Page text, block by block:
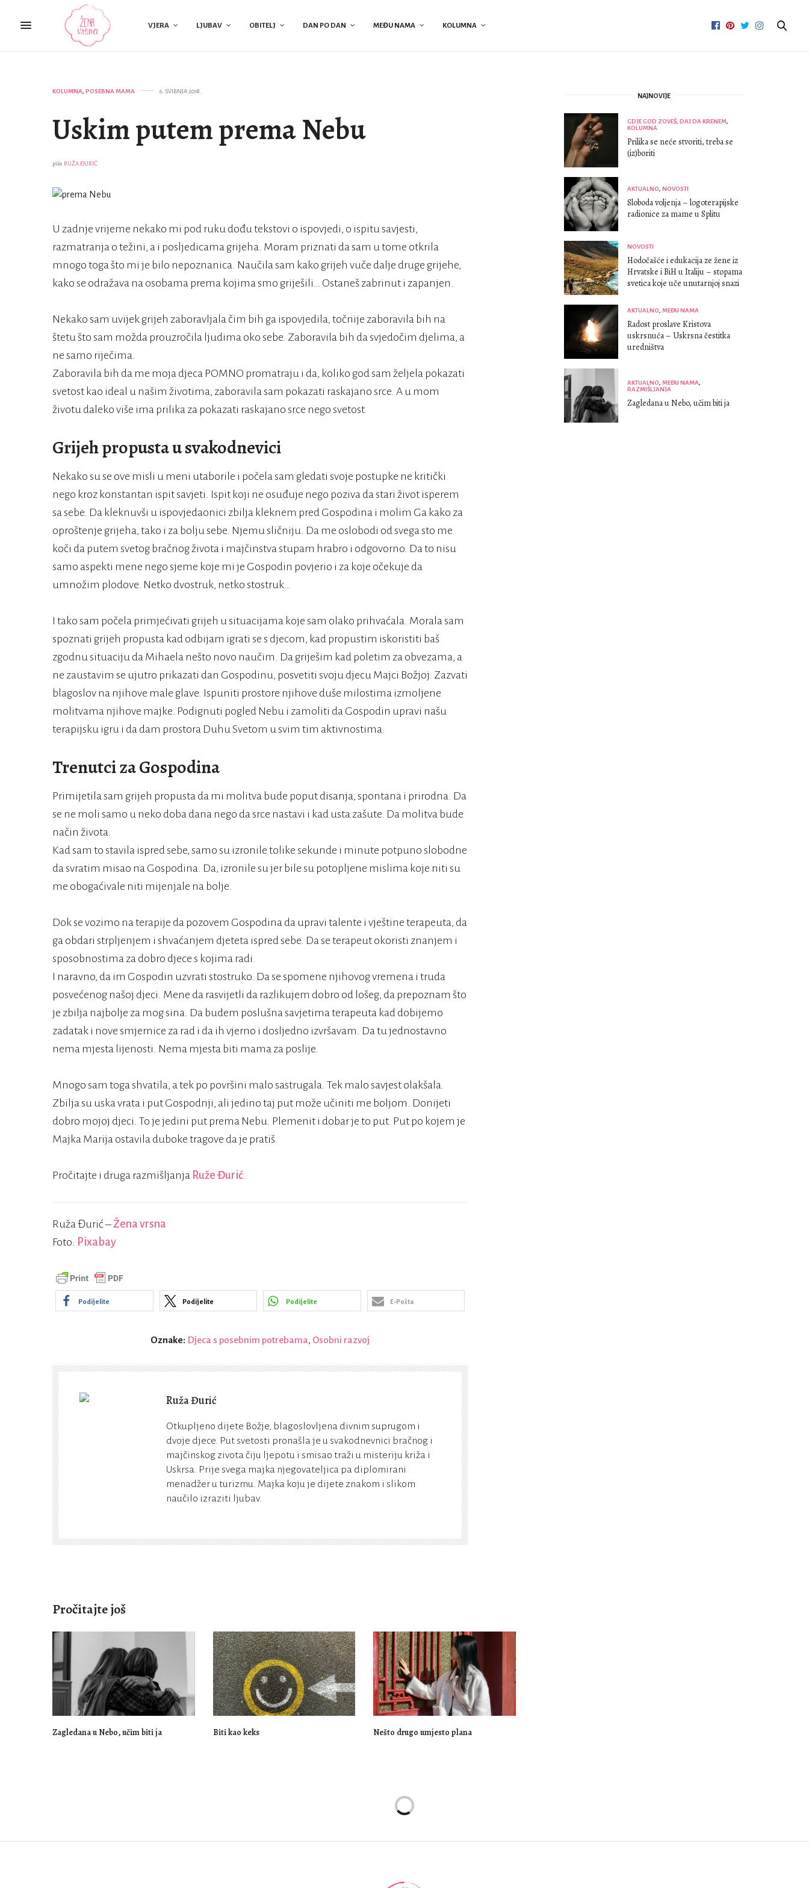
VJERA LJUBAV OBITELJ DAN PO DAN MEĐU NAMA KOLUMNA
KOLUMNA, POSEBNA MAMA 6. SVIBNJA 2018.
Uskim putem prema Nebu
piše RUŽA ĐURIĆ
U zadnje vrijeme nekako mi pod ruku dođu tekstovi o ispovjedi, o ispitu savjesti,
razmatranja o težini, a i posljedicama grijeha. Moram priznati da sam u tome otkrila
mnogo toga što mi je bilo nepoznanica. Naučila sam kako grijeh vuče dalje druge grijehe,
kako se odražava na osobama prema kojima smo griješili… Ostaneš zabrinut i zapanjen.
Nekako sam uvijek grijeh zaboravljala čim bih ga ispovjedila, točnije zaboravila bih na
štetu što sam možda prouzročila ljudima oko sebe. Zaboravila bih da svjedočim djelima, a
ne samo riječima.
Zaboravila bih da me moja djeca POMNO promatraju i da, koliko god sam željela pokazati
svetost kao ideal u našim životima, zaboravila sam pokazati raskajano srce. A u mom
životu daleko više ima prilika za pokazati raskajano srce nego svetost.
Grijeh propusta u svakodnevici
Nekako su se ove misli u meni utaborile i počela sam gledati svoje postupke ne kritički
nego kroz konstantan ispit savjeti. Ispit koji ne osuđuje nego poziva da stari život isperem
sa sebe. Da kleknuvši u ispovjedaonici zbilja kleknem pred Gospodina i molim Ga kako za
oproštenje grijeha, tako i za bolju sebe. Njemu sličniju. Da me oslobodi od svega sto me
koči da putem svetog bračnog života i majčinstva stupam hrabro i odgovorno. Da to nisu
samo aspekti mene nego sjeme koje mi je Gospodin povjerio i za koje očekuje da
umnožim plodove. Netko dvostruk, netko stostruk…
I tako sam počela primjećivati grijeh u situacijama koje sam olako prihvaćala. Morala sam
spoznati grijeh propusta kad odbijam igrati se s djecom, kad propustim iskoristiti baš
zgodnu situaciju da Mihaela nešto novo naučim. Da griješim kad poletim za obvezama, a
ne zaustavim se ujutro prikazati dan Gospodinu, posvetiti svoju djecu Majci Božjoj. Zazvati
blagoslov na njihove male glave. Ispuniti prostore njihove duše milostima izmoljene
molitvama njihove majke. Podignuti pogled Nebu i zamoliti da Gospodin upravi našu
terapijsku igru i da dam prostora Duhu Svetom u svim tim aktivnostima.
Trenutci za Gospodina
Primijetila sam grijeh propusta da mi molitva bude poput disanja, spontana i prirodna. Da
se ne moli samo u neko doba dana nego da srce nastavi i kad usta zašute. Da molitva bude
način života.
Kad sam to stavila ispred sebe, samo su izronile tolike sekunde i minute potpuno slobodne
da svratim misao na Gospodina. Da, izronile su jer bile su potopljene mislima koje niti su
me obogaćivale niti mijenjale na bolje.
Dok se vozimo na terapije da pozovem Gospodina da upravi talente i vještine terapeuta, da
ga obdari strpljenjem i shvaćanjem djeteta ispred sebe. Da se terapeut okoristi znanjem i
sposobnostima za dobro djece s kojima radi.
I naravno, da im Gospodin uzvrati stostruko. Da se spomene njihovog vremena i truda
posvećenog našoj djeci. Mene da rasvijetli da razlikujem dobro od lošeg, da prepoznam što
je zbilja najbolje za mog sina. Da budem poslušna savjetima terapeuta kad dobijemo
zadatak i nove smjernice za rad i da ih vjerno i dosljedno izvršavam. Da tu jednostavno
nema mjesta lijenosti. Nema mjesta biti mama za poslije.
Mnogo sam toga shvatila, a tek po površini malo sastrugala. Tek malo savjest olakšala.
Zbilja su uska vrata i put Gospodnji, ali jedino taj put može učiniti me boljom. Donijeti
dobro mojoj djeci. To je jedini put prema Nebu. Plemenit i dobar je to put. Put po kojem je
Majka Marija ostavila duboke tragove da je pratiš.
Pročitajte i druga razmišljanja Ruže Đurić.
Ruža Đurić –Žena vrsna
Foto: Pixabay
Podijelite Podijelite Podijelite E-Pošta
Oznake: Djeca s posebnim potrebama, Osobni razvoj
Ruža Đurić
Otkupljeno dijete Božje, blagoslovljena divnim suprugom i
dvoje djece. Put svetosti pronašla je u svakodnevnici bračnog i
majčinskog zivota čiju ljepotu i smisao traži u misteriju križa i
Uskrsa. Prije svega majka njegovateljica pa diplomirani
menadžer u turizmu. Majka koju je dijete znakom i slikom
naučilo izraziti ljubav.
Pročitajte još
Zagledana u Nebo, učim biti ja Biti kao keks Nešto drugo umjesto plana
NAJNOVIJE
GDJE GOD ZOVEŠ, DAJ DA KRENEM,
KOLUMNA
Prilika se neće stvoriti, treba se
(iz)boriti
AKTUALNO, NOVOSTI
Sloboda voljenja – logoterapijske
radionice za mame u Splitu
NOVOSTI
Hodočašće i edukacija ze žene iz
Hrvatske i BiH u Italiju – stopama
svetica koje uče unutarnjoj snazi
AKTUALNO, MEĐU NAMA
Radost proslave Kristova
uskrsnuća – Uskrsna čestitka
uredništva
AKTUALNO, MEĐU NAMA,
RAZMIŠLJANJA
Zagledana u Nebo, učim biti ja